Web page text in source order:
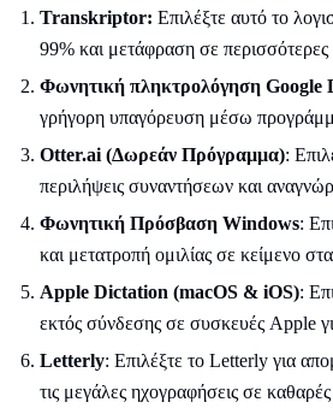
Transkriptor: Επιλέξτε αυτό το
99% και μετάφραση σε
Φωνητική πληκτρολόγηση Google
γρήγορη υπαγόρευση μέσω
Otter.ai (Δωρεάν Πρόγραμμα):
περιλήψεις συναντήσεων και
Φωνητική Πρόσβαση Windows:
και μετατροπή ομιλίας σε κείμενο
Apple Dictation (macOS & iOS):
εκτός σύνδεσης σε συσκευές Apple
Letterly: Επιλέξτε το Letterly για
τις μεγάλες ηχογραφήσεις σε